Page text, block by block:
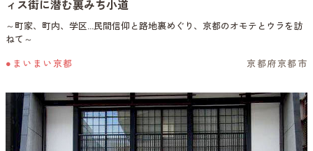
ィス街に潜む裏みち小道
～町家、町内、学区…民間信仰と路地裏めぐり、京都のオモテとウラを訪
ねて～
●まいまい京都 京都府京都市